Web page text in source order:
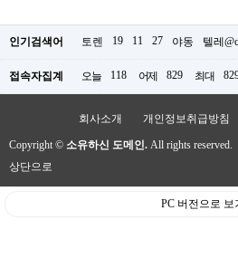
인기검색어 토렌 19 11 27 야동 텔레
접속자집계 오늘 118 어제 829 최대
회사소개 개인정보취급방침
Copyright © 소유하신 도메인. All rights reserved.
상단으로
PC 버전으로 보